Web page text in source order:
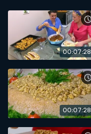
00:07:28
00:07:28